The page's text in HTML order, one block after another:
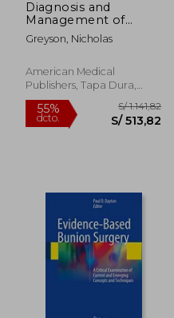
55%
dcto.
S/ 146,02
S/ 65,71
Diagnosis and
Management of
Rheumatic Diseases
(en Inglés)
Greyson, Nicholas
American Medical
Publishers, Tapa Dura,
Nuevo